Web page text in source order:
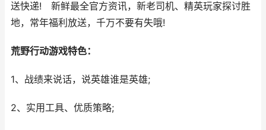
送快递! 新鲜最全官方资讯，新老司机、精英玩家探讨胜
地，常年福利放送，千万不要有失哦!
荒野行动游戏特色：
1、战绩来说话，说英雄谁是英雄;
2、实用工具、优质策略;